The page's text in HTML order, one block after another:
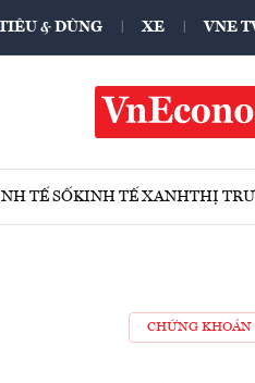
& DÙNG XE VNE
TẾ SỐKINH TẾ XANHTHỊ
CHỨNG KHOÁN